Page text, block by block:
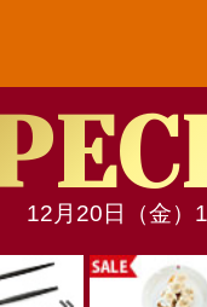
12月20日（金）
SPECIAL